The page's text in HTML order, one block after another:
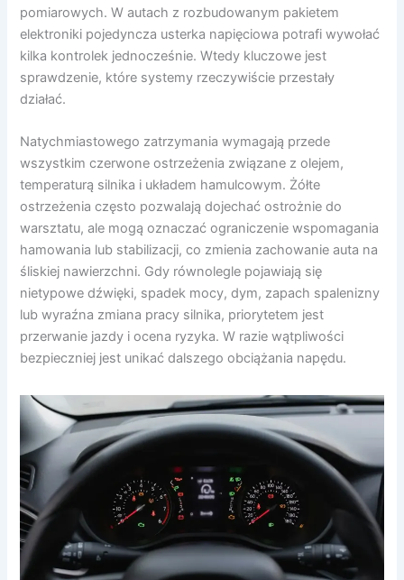
pomiarowych. W autach z rozbudowanym pakietem
elektroniki pojedyncza usterka napięciowa potrafi wywołać
kilka kontrolek jednocześnie. Wtedy kluczowe jest
sprawdzenie, które systemy rzeczywiście przestały
działać.
Natychmiastowego zatrzymania wymagają przede
wszystkim czerwone ostrzeżenia związane z olejem,
temperaturą silnika i układem hamulcowym. Żółte
ostrzeżenia często pozwalają dojechać ostrożnie do
warsztatu, ale mogą oznaczać ograniczenie wspomagania
hamowania lub stabilizacji, co zmienia zachowanie auta na
śliskiej nawierzchni. Gdy równolegle pojawiają się
nietypowe dźwięki, spadek mocy, dym, zapach spalenizny
lub wyraźna zmiana pracy silnika, priorytetem jest
przerwanie jazdy i ocena ryzyka. W razie wątpliwości
bezpieczniej jest unikać dalszego obciążania napędu.